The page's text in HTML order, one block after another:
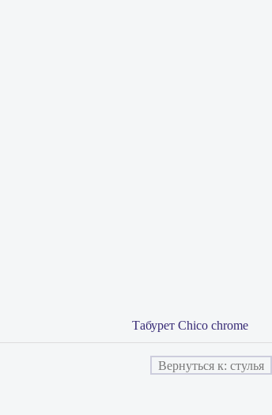
Табурет Chico chrome
Вернуться к: стулья